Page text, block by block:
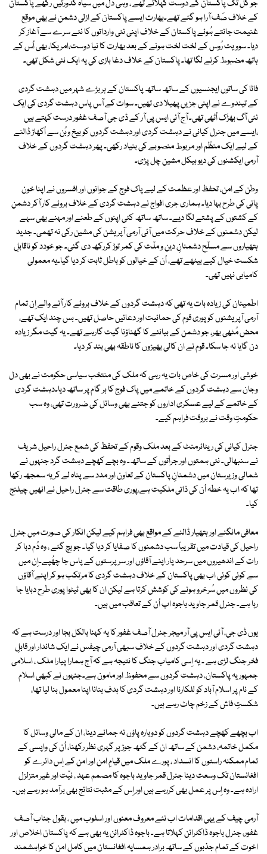
جو کل تک پاکستان کے دوست کہلاتے تھے ، وہی دل میں سیاہ کدورتیں رکھے پاکستان
کے خلاف صَف آرا ہو گئے تھے۔بھارت ایسے پاکستان کے ازلی دشمن نے بھی موقع
غنیمت جانتے ہُوئے پاکستان کے خلاف اپنی نئی وارداتوں کا نئے سرے سے آغاز کر
دیا۔ سوویت رُوس کے لخت لخت ہونے کے بعد بھارت کا نیا دوست،امریکا، بھی اُس کے
ہاتھ مضبوط کرنے لگا تھا۔ پاکستان کے خلاف دغا بازی کی یہ ایک نئی شکل تھی۔
فاٹا کی ساتوں ایجنسیوں کے ساتھ ساتھ پاکستان کے ہر بڑے شہر میں دہشت گردی
کے تیندوے نے اپنی جڑیں پھیلا دی تھیں۔ سوات کے آس پاس دہشت گردی کی ایک
نئی آگ بھڑک اُٹھی تھی۔ آج آئی ایس پی آر کے ڈی جی آصف غفور درست کہتے ہیں
،ایسے میں جنرل کیانی نے دہشت گردی اور دہشت گردوں کو بیخ وبُن سے اُکھاڑ ڈالنے
کے لیے ایک منظّم اور مربوط منصوبے کی بنیاد رکھی۔ پھر دہشت گردوں کے خلاف
آرمی ایکشنوں کی دیو ہیکل مشین چل پڑی۔
وطن کے امن، تحفظ اور عظمت کے لیے پاک فوج کے جوانوں اور افسروں نے اپنا خون
پانی کی طرح بہا دیا۔ ہماری جری افواج نے دہشت گردی کے خلاف بروئے کار آکر دشمن
کے کشتوں کے پشتے لگا دیے۔ ساتھ ساتھ کئی اپنوں کے طعنے اور مہنے بھی سہے
لیکن دشمنوں کے خلاف حرکت میں آئی آرمی آپریشن کی مشین رکی نہ تھمی۔ جدید
ہتھیاروں سے مسلّح دشمنانِ دین و ملّت کی کمر توڑ کررکھ دی گئی۔ جو خودد کو ناقابلِ
شکست خیال کیے بیٹھے تھے، اُن کے خیالوں کو باطل ثابت کر دیا گیا۔یہ معمولی
کامیابی نہیں تھی۔
اطمینان کی زیادہ بات یہ تھی کہ دہشت گردوں کے خلاف بروئے کار آنے والے اِن تمام
آرمی آپریشنوں کو پوری قوم کی حمائیت اور دعائیں حاصل تھیں۔ بس چند ایک تھے،
محض مُٹھی بھر، جو دشمن کے بیانئے کا گھناؤنا گیت گارہے تھے۔ یہ گیت مگر زیادہ
دن گایا نہ جا سکا۔ قوم نے ان کالی بھیڑوں کا ناطقہ بھی بند کر دیا۔
خوشی اور مسرت کی خاص بات یہ رہی کہ ملک کی منتخب سیاسی حکومت نے بھی دل
وجان سے دہشت گردوں کے خاتمے میں پاک فوج کا ہر گام پر ساتھ دیا۔دہشت گردی
کے خاتمے کے لیے عسکری اداروں کو جتنے بھی وسائل کی ضرورت تھی، وہ سب
حکومتِ وقت نے بروقت فراہم کیے۔
جنرل کیانی کی ریٹائرمنٹ کے بعد ملک وقوم کے تحفظ کی شمع جنرل راحیل شریف
نے سنبھالی۔ نئی ہمتوں اور جرأتوں کے ساتھ۔ وہ بچے کھچے دہشت گرد جنہوں نے
شمالی وزیرستان میں دشمنانِ پاکستان کے تعاون اور مدد سے پناہ لے کر یہ سمجھ رکھا
تھا کہ اب یہ خطہ اُن کی ذاتی ملکیت ہے،پوری طاقت سے جنرل راحیل نے انھیں چیلنج
کیا۔
معافی مانگنے اور ہتھیار ڈالنے کے مواقع بھی فراہم کیے لیکن انکار کی صورت میں جنرل
راحیل کی قیادت میں تقریباً سب دشمنوں کا صفایا کر دیا گیا۔ جو بچ گئے ، وہ دُم دبا کر
رات کے اندھیروں میں سرحد پار اپنے آقاؤں اور سرپرستوں کے پاس جا چھُپے۔اِن میں
سے کوئی کوئی اب بھی پاکستان کے خلاف دہشت گردی کا مرتکب ہو کر اپنے آقاؤں
کی نظروں میں سُرخرو ہونے کی کوشش کرتا ہے لیکن ان کا بھی ٹیٹوا پوری طرح دبایا جا
رہا ہے۔ جنرل قمر جاوید باجوہ اب اُن کے تعاقب میں ہیں۔
یوں ڈی جی، آئی ایس پی آر میجر جنرل آصف غفور کا یہ کہنا بالکل بجا اور درست ہے کہ
دہشت گردی اور دہشت گردوں کے خلاف سبھی آرمی چیفس نے ایک شاندار اور قابلِ
فخر جنگ لڑی ہے ۔ یہ اِسی کامیاب جنگ کا نتیجہ ہے کہ آج ہمارا پیارا ملک ، اسلامی
جمہوریہ پاکستان، دہشت گردوں سے محفوظ اور مامون ہے۔جنہوں نے کبھی اسلام
کے نام پر اسلام آباد کو للکارنا اور دہشت گردی کا ہدف بنانا اپنا معمول بنا لیا تھا،
شکستِ فاش کے زخم چاٹ رہے ہیں۔
اب بچھے کھچے دہشت گردوں کو دوبارہ پاؤں نہ جمانے دینا، ان کے مالی وسائل کا
مکمل خاتمہ، دشمن کے ساتھ ان کے گٹھ جوڑ پر گہری نظر رکھنا، اُن کی واپسی کے
تمام ممکنہ راستوں کا انسداد ، پورے ملک میں قیامِ امن اور امن کے اِس دائرے کو
افغانستان تک وسعت دینا جنرل قمر جاوید باجوہ کا مصمم عہد ، نیّت اور غیر متزلزل
ارادہ ہے۔ وہ اِس پر عمل بھی کررہے ہیں اور اِس کے مثبت نتائج بھی برآمد ہو رہے ہیں۔
آرمی چیف کے یہی اقدامات اب نئے معروف معنوں اور اسلوب میں ، بقول جناب آصف
غفور، جنرل باجوہ ڈاکٹرائن کہلاتا ہے۔ باجوہ ڈاکٹرائن یہ بھی ہے کہ پاکستان اخلاص اور
اخوت کے تمام جذبوں کے ساتھ برادر ہمسایہ افغانستان میں کامل امن کا خواہشمند